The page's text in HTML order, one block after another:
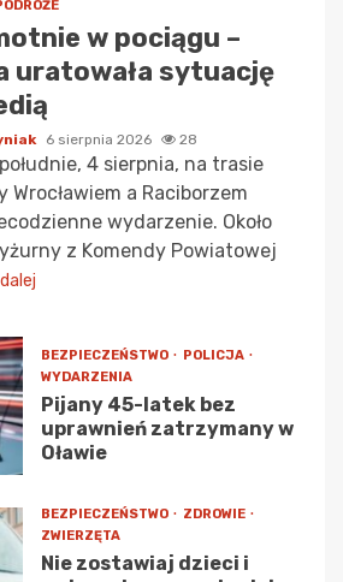
w pociągu –
uratowała sytuację
6 sierpnia 2026 28
4 sierpnia, na trasie
a Raciborzem
wydarzenie. Około
z Komendy Powiatowej
BEZPIECZEŃSTWO
POLICJA
WYDARZENIA
Pijany 45-latek bez
uprawnień zatrzymany w
Oławie
BEZPIECZEŃSTWO
ZDROWIE
ZWIERZĘTA
Nie zostawiaj dzieci i